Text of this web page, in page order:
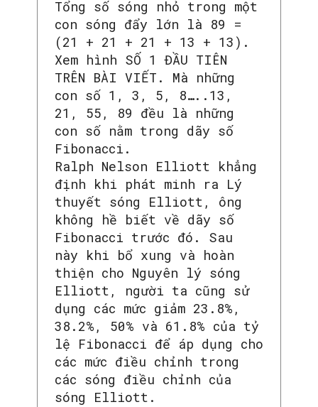
Tổng số sóng nhỏ trong một
con sóng đẩy lớn là 89 =
(21 + 21 + 21 + 13 + 13).
Xem hình SỐ 1 ĐẦU TIÊN
TRÊN BÀI VIẾT. Mà những
con số 1, 3, 5, 8…..13,
21, 55, 89 đều là những
con số nằm trong dãy số
Fibonacci.
Ralph Nelson Elliott khẳng
định khi phát minh ra Lý
thuyết sóng Elliott, ông
không hề biết về dãy số
Fibonacci trước đó. Sau
này khi bổ xung và hoàn
thiện cho Nguyên lý sóng
Elliott, người ta cũng sử
dụng các mức giảm 23.8%,
38.2%, 50% và 61.8% của tỷ
lệ Fibonacci để áp dụng cho
các mức điều chỉnh trong
các sóng điều chỉnh của
sóng Elliott.